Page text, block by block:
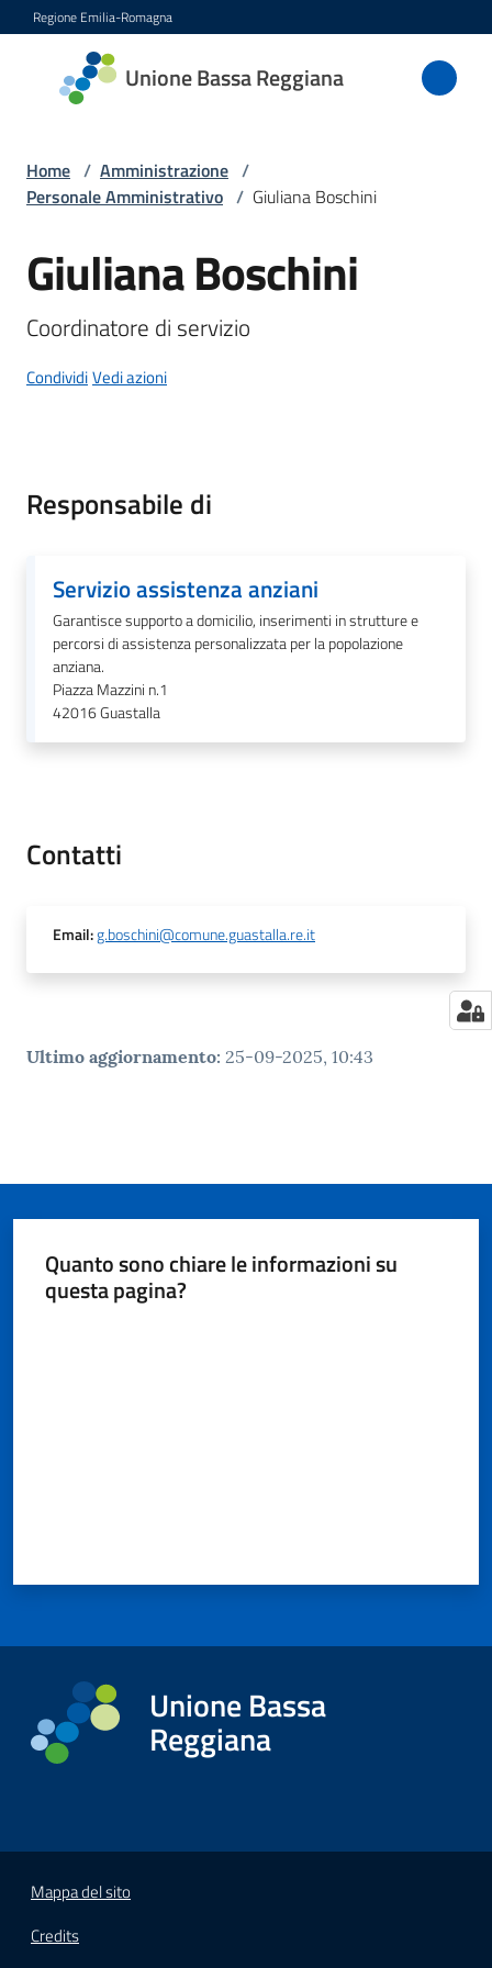
Vai al contenuto
Vai alla navigazione
Vai al footer
Regione Emilia-Romagna
Unione Bassa Reggiana
Unione
Bassa
Menu selezionato
Novità
Tutti
argomenti...
Home / Amministrazione /
Personale Amministrativo / Giuliana Boschini
Salta al contenuto
Giuliana Boschini
Coordinatore di servizio
CondividiVedi azioni
Responsabile di
Servizio assistenza anziani
Garantisce supporto a domicilio, inserimenti in strutture e
percorsi di assistenza personalizzata per la popolazione
anziana.
Piazza Mazzini n.1
42016Guastalla
Contatti
Email:g.boschini@comune.guastalla.re.it
Ultimo aggiornamento: 25-09-2025, 10:43
Quanto sono chiare le informazioni su
questa pagina?
Unione Bassa
Reggiana
Mappa del sito
Credits